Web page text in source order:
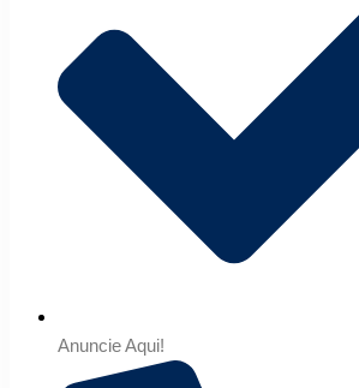
Anuncie Aqui!